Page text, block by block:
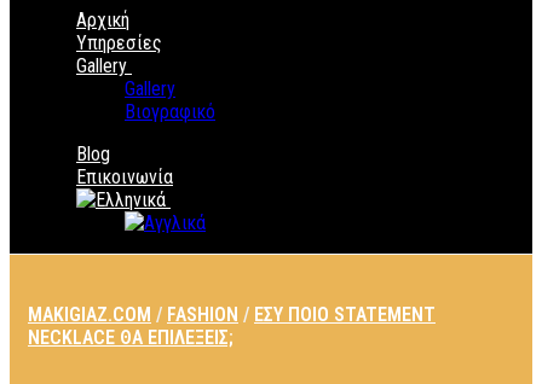
Αρχική
Υπηρεσίες
Gallery
Gallery
Βιογραφικό
Blog
Επικοινωνία
MAKIGIAZ.COM / FASHION / ΕΣΎ ΠΟΙΟ STATEMENT
NECKLACE ΘΑ ΕΠΙΛΈΞΕΙΣ;